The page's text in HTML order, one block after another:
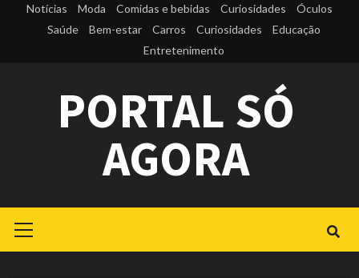
Notícias Moda Comidas e bebidas Curiosidades
Óculos
Saúde
Bem-estar Carros Curiosidades
Educação
Entretenimento
PORTAL SÓ
AGORA
Menu